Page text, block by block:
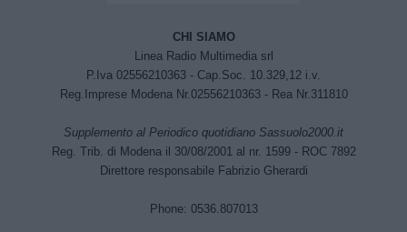
CHI SIAMO
Linea Radio Multimedia srl
P.Iva 02556210363 - Cap.Soc. 10.329,12 i.v.
Reg.Imprese Modena Nr.02556210363 - Rea Nr.311810
Supplemento al Periodico quotidiano Sassuolo2000.it
Reg. Trib. di Modena il 30/08/2001 al nr. 1599 - ROC 7892
Direttore responsabile Fabrizio Gherardi
Phone: 0536.807013